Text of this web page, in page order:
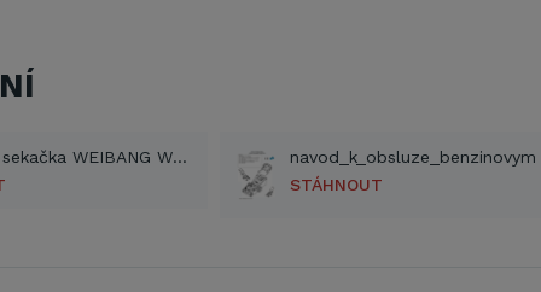
Benzínová sekačka WEIBANG WB 537 SCM - rozkres (PDF)
STÁHNOUT